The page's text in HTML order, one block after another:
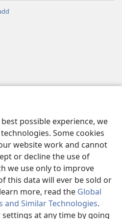
possible experience, we
Some cookies
website work and cannot
or decline the use of
we use only to improve
this data will ever be sold or
more, read the Global
and Similar Technologies.
at any time by going
tal-Għassa